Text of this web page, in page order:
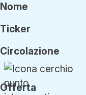
Nome
Ticker
Circolazione
Offerta